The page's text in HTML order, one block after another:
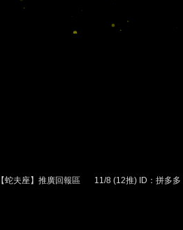
【蛇夫座】推廣回報區 11/8 (12推) ID：拼多多